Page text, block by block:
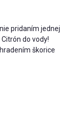
pridaním jednej
do vody!
škorice